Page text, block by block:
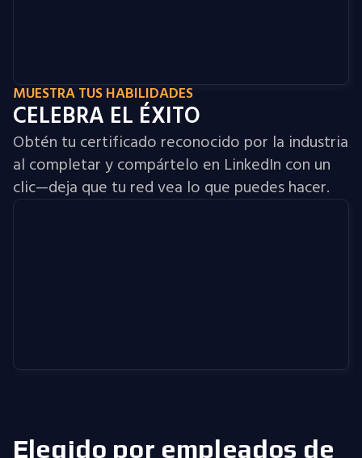
MUESTRA TUS HABILIDADES
CELEBRA EL ÉXITO
Obtén tu certificado reconocido por la industria
al completar y compártelo en LinkedIn con un
clic—deja que tu red vea lo que puedes hacer.
Elegido por empleados de